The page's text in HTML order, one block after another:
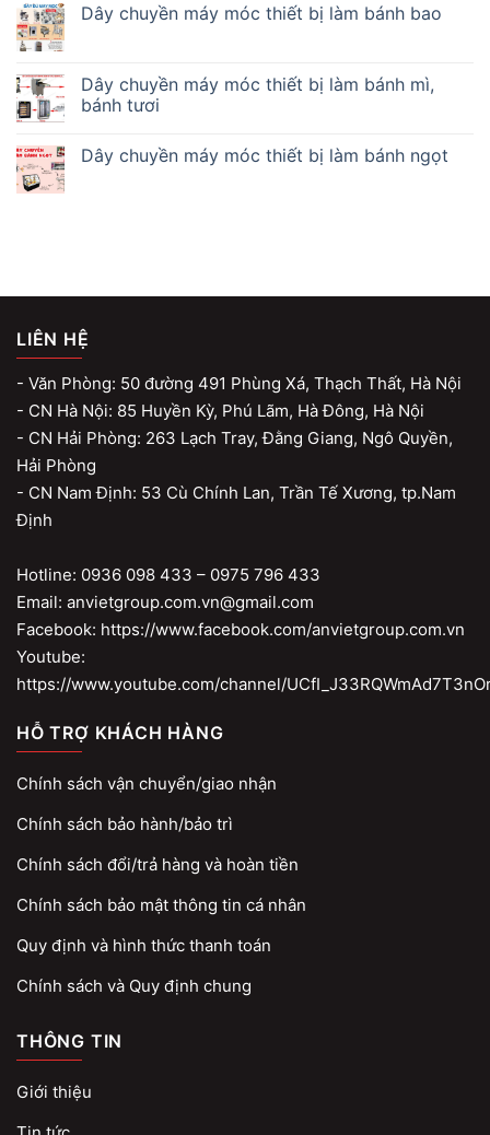
Dây chuyền máy móc thiết bị làm bánh bao
Dây chuyền máy móc thiết bị làm bánh mì,
bánh tươi
Dây chuyền máy móc thiết bị làm bánh ngọt
LIÊN HỆ
- Văn Phòng: 50 đường 491 Phùng Xá, Thạch Thất, Hà Nội
- CN Hà Nội: 85 Huyền Kỳ, Phú Lãm, Hà Đông, Hà Nội
- CN Hải Phòng: 263 Lạch Tray, Đằng Giang, Ngô Quyền,
Hải Phòng
- CN Nam Định: 53 Cù Chính Lan, Trần Tế Xương, tp.Nam
Định
Hotline: 0936 098 433 – 0975 796 433
Email: anvietgroup.com.vn@gmail.com
Facebook: https://www.facebook.com/anvietgroup.com.vn
Youtube:
https://www.youtube.com/channel/
HỖ TRỢ KHÁCH HÀNG
Chính sách vận chuyển/giao nhận
Chính sách bảo hành/bảo trì
Chính sách đổi/trả hàng và hoàn tiền
Chính sách bảo mật thông tin cá nhân
Quy định và hình thức thanh toán
Chính sách và Quy định chung
THÔNG TIN
Giới thiệu